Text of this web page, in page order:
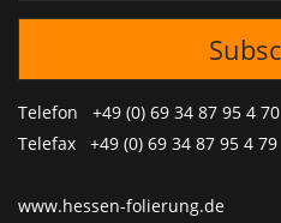
Telefon +49 (0) 69 34 87 95 4 70
Telefax +49 (0) 69 34 87 95 4 79
www.hessen-folierung.de